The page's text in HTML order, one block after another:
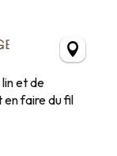
et de
en faire du fil